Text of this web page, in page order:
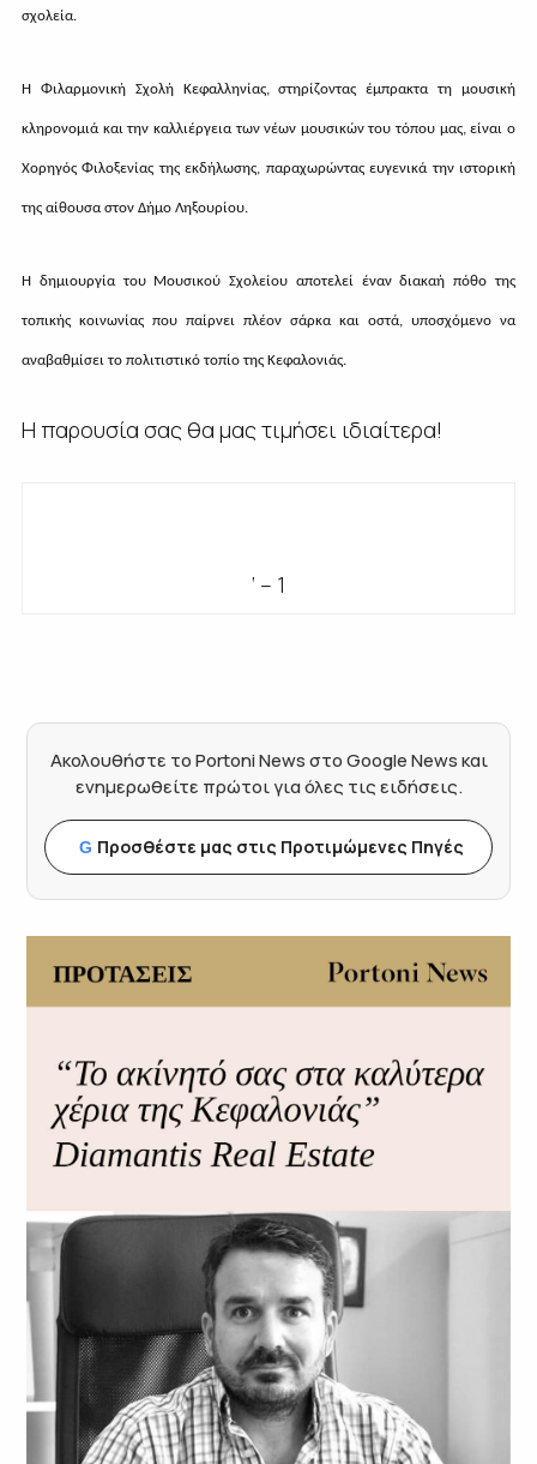
σχολεία.
Η Φιλαρμονική Σχολή Κεφαλληνίας, στηρίζοντας έμπρακτα τη μουσική
κληρονομιά και την καλλιέργεια των νέων μουσικών του τόπου μας, είναι ο
Χορηγός Φιλοξενίας της εκδήλωσης, παραχωρώντας ευγενικά την ιστορική
της αίθουσα στον Δήμο Ληξουρίου.
Η δημιουργία του Μουσικού Σχολείου αποτελεί έναν διακαή πόθο της
τοπικής κοινωνίας που παίρνει πλέον σάρκα και οστά, υποσχόμενο να
αναβαθμίσει το πολιτιστικό τοπίο της Κεφαλονιάς.
Η παρουσία σας θα μας τιμήσει ιδιαίτερα!
‘ – 1
Ακολουθήστε το Portoni News στο Google News και
ενημερωθείτε πρώτοι για όλες τις ειδήσεις.
G Προσθέστε μας στις Προτιμώμενες Πηγές